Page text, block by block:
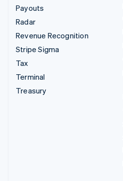
Payouts
Radar
Revenue Recognition
Stripe Sigma
Tax
Terminal
Treasury